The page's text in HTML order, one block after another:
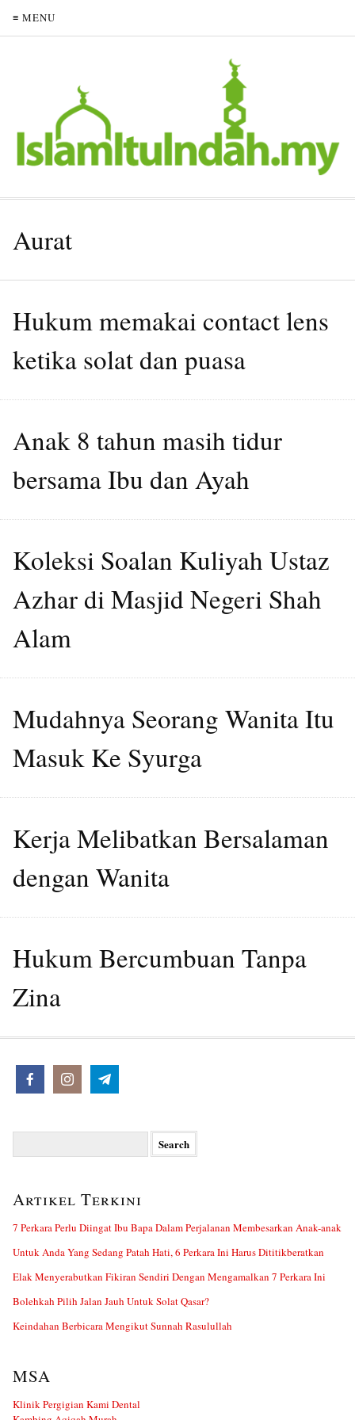
≡ MENU
Aurat
Hukum memakai contact lens
ketika solat dan puasa
Anak 8 tahun masih tidur
bersama Ibu dan Ayah
Koleksi Soalan Kuliyah Ustaz
Azhar di Masjid Negeri Shah
Alam
Mudahnya Seorang Wanita Itu
Masuk Ke Syurga
Kerja Melibatkan Bersalaman
dengan Wanita
Hukum Bercumbuan Tanpa
Zina
Artikel Terkini
7 Perkara Perlu Diingat Ibu Bapa Dalam Perjalanan Membesarkan Anak-anak
Untuk Anda Yang Sedang Patah Hati, 6 Perkara Ini Harus Dititikberatkan
Elak Menyerabutkan Fikiran Sendiri Dengan Mengamalkan 7 Perkara Ini
Bolehkah Pilih Jalan Jauh Untuk Solat Qasar?
Keindahan Berbicara Mengikut Sunnah Rasulullah
MSA
Klinik Pergigian Kami Dental